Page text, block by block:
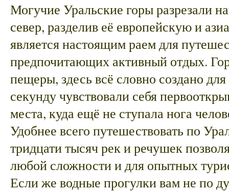
Могучие Уральские горы разрезали
север, разделив её европейскую и
является настоящим раем для
предпочитающих активный отдых.
пещеры, здесь всё словно создано
секунду чувствовали себя
места, куда ещё не ступала нога
Удобнее всего путешествовать по
тридцати тысяч рек и речушек
любой сложности и для опытных
Если же водные прогулки вам не по